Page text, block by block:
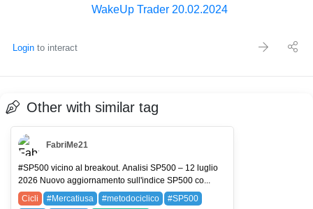
WakeUp Trader 20.02.2024
Login to interact
Other with similar tag
FabriMe21
#SP500 vicino al breakout. Analisi SP500 – 12 luglio
2026 Nuovo aggiornamento sull'indice SP500 co...
Cicli
#Mercatiusa #metodociclico
#SP500